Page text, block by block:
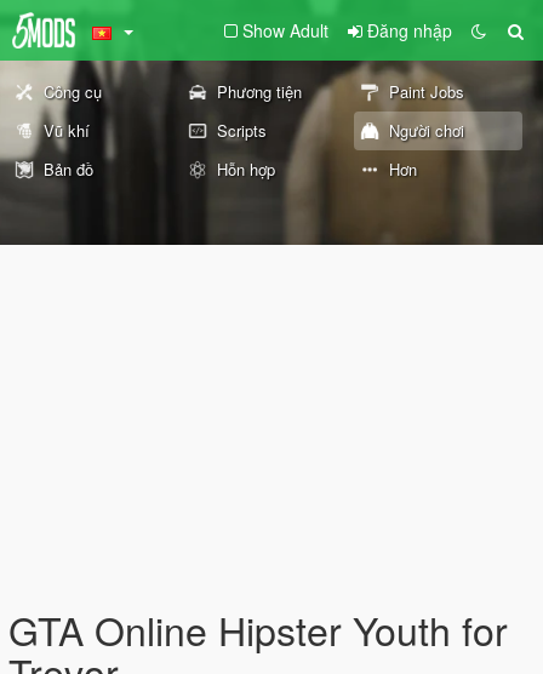
Show Adult Đăng nhập
Công cụ Phương tiện
Paint Jobs
Vũ khí
Scripts
Người chơi
Bản đồ
Hỗn hợp Hơn
GTA Online Hipster Youth for